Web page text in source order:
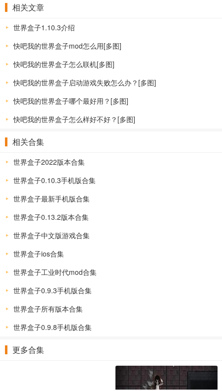
相关文章
世界盒子1.10.3介绍
快吧我的世界盒子mod怎么用[多图]
快吧我的世界盒子怎么联机[多图]
快吧我的世界盒子启动游戏失败怎么办？[多图]
快吧我的世界盒子哪个最好用？[多图]
快吧我的世界盒子怎么样好不好？[多图]
相关合集
世界盒子2022版本合集
世界盒子0.10.3手机版合集
世界盒子最新手机版合集
世界盒子0.13.2版本合集
世界盒子中文版游戏合集
世界盒子ios合集
世界盒子工业时代mod合集
世界盒子0.9.3手机版合集
世界盒子所有版本合集
世界盒子0.9.8手机版合集
更多合集